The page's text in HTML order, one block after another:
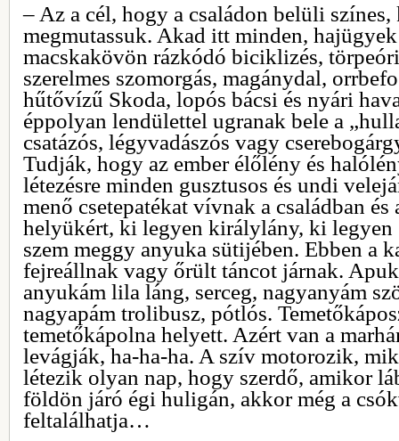
– Az a cél, hogy a családon belüli
megmutassuk. Akad itt minden,
macskakövön rázkódó biciklizés,
szerelmes szomorgás, magánydal,
hűtővízű Skoda, lopós bácsi és nyári
éppolyan lendülettel ugranak bele a
csatázós, légyvadászós vagy
Tudják, hogy az ember élőlény és
létezésre minden gusztusos és undi
menő csetepatékat vívnak a családban
helyükért, ki legyen királylány, ki legyen
szem meggy anyuka sütijében. Ebben a
fejreállnak vagy őrült táncot járnak.
anyukám lila láng, serceg, nagyanyám
nagyapám trolibusz, pótlós.
temetőkápolna helyett. Azért van a
levágják, ha-ha-ha. A szív motorozik,
létezik olyan nap, hogy szerdő, amikor
földön járó égi huligán, akkor még a
feltalálhatja…